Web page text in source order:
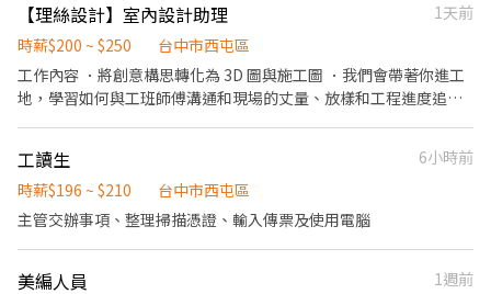
ตรวจทานเนื้อหาภาษาไทย 2. Assist in updating content and
organizing messages on Thailand social media platforms. 協
แพลตฟอร์มโซเชียลมีเดียของประเทศไทย และจัดการข้อความจากผู้
ใช้งาน 3. Assist in creating and publishing social media
content. 協助社群貼文撰寫及內容發布。 ช่วยจัดทำและเผยแพร่
คอนเทนต์บนโซเชียลมีเดีย 4. Assist in maintaining website
資料更新。 ช่วยดูแลและอัปเดตเนื้อหาบนเว็บไซต์ 5. Provide
administrative and project support for the Digital Marketing
team. 協助數位行銷部門相關行政及專案執行。 สนับสนุนงานด้าน
เอกสารและการดำเนินโครงการของฝ่ายการตลาดดิจิทัล
管理。 應付出納: 1. 廠商應付→進銷存ERP、發票ERP 2. 原料、物
料，報價單+採購+進貨單+收貨。 3. 雜項、廠商應付帳款拋轉會計
傳票(廠商、雜項)→進銷存ERP、會計ERP 4. 應付票據登入傳票(廠
商、雜項)→會計ERP 5. 練習單數月整理發票→會計事務所聯絡窗口
目金額，以便應付帳款放款作業順利、正確。 9. 彙整，收入/費用支
付之銷貨發票、單據處理。 10. 每月1-2次，外出郵局寄信。 11. 需
班時段： 日班、09:00~18:00 週一～週五 休假制度：週休二日 可上
班日：一個月內
【理絲設計】室內設計助理
1天前
時薪$200 ~ $250
台中市西屯區
工作內容 ．將創意構思轉化為 3D 圖與施工圖 ．我們會帶著你進工
地，學習如何與工班師傅溝通和現場的丈量、放樣和工程進度追蹤
並透過每日工作日誌的更新，詳實記錄工程的每個節點 ．與廠商的
發包及請款控管 ．協助合約、報價單等文件的系統化管理，以及公
司內部工地材料的庫存維護 ．協助處理專案相關行政作業，如資料
景： 室內設計、建築、空間設計、藝術等相關系所都歡迎投遞（在
工讀生
6小時前
時薪$196 ~ $210
台中市西屯區
主管交辦事項、整理掃描憑證、輸入傳票及使用電腦
美編人員
1週前